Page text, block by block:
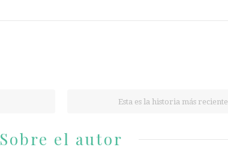
Esta es la historia más reciente
Sobre el autor